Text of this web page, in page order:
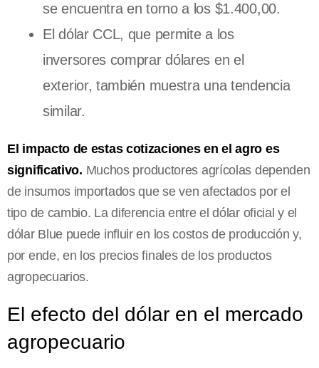
se encuentra en torno a los $1.400,00.
El dólar CCL, que permite a los
inversores comprar dólares en el
exterior, también muestra una tendencia
similar.
El impacto de estas cotizaciones en el agro es
significativo. Muchos productores agrícolas dependen
de insumos importados que se ven afectados por el
tipo de cambio. La diferencia entre el dólar oficial y el
dólar Blue puede influir en los costos de producción y,
por ende, en los precios finales de los productos
agropecuarios.
El efecto del dólar en el mercado
agropecuario